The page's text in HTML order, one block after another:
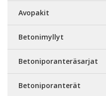
Avopakit
Betonimyllyt
Betoniporanteräsarjat
Betoniporanterät